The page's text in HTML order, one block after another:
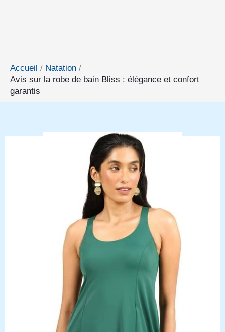
Accueil
Natation
Avis sur la robe de bain Bliss : élégance et confort
garantis